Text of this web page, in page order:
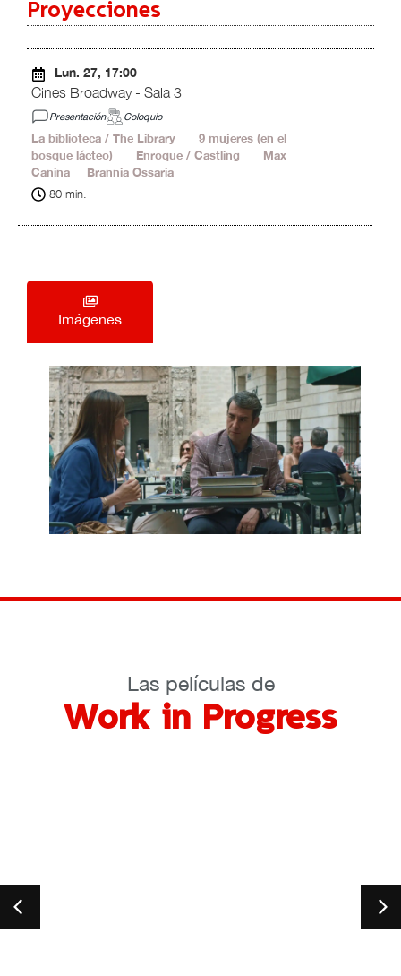
Proyecciones
Lun. 27, 17:00
Cines Broadway - Sala 3
Presentación Coloquio
La biblioteca / The Library
9 mujeres (en el
bosque lácteo)
Enroque / Castling Max
Canina
Brannia Ossaria
80 min.
Imágenes
Las películas de
Work in Progress